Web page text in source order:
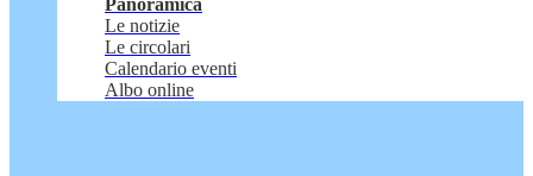
Panoramica
Le notizie
Le circolari
Calendario eventi
Albo online